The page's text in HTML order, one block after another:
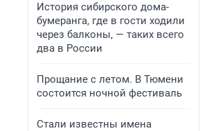
История сибирского дома-
бумеранга, где в гости ходили
через балконы, — таких всего
два в России
Прощание с летом. В Тюмени
состоится ночной фестиваль
Стали известны имена